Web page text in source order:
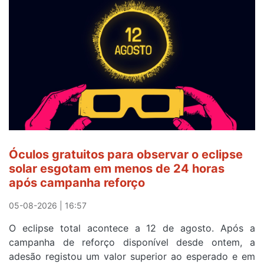
ser
o
quarto
a
a
meta
em
Sintra
primeira
etapa
da
Óculos gratuitos para observar o eclipse
solar esgotam em menos de 24 horas
após campanha reforço
05-08-2026 | 16:57
O eclipse total acontece a 12 de agosto. Após a
campanha de reforço disponível desde ontem, a
adesão registou um valor superior ao esperado e em